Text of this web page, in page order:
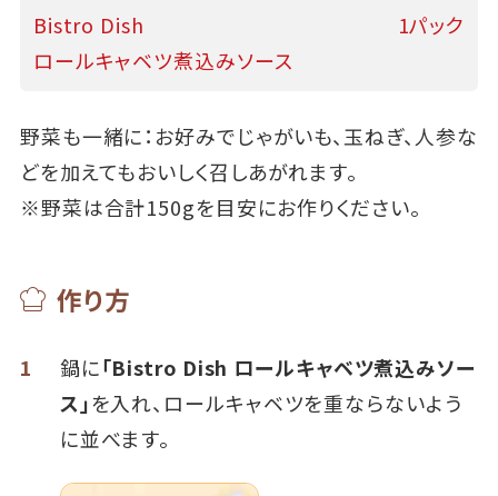
Bistro Dish
ロールキャベツ煮込みソース
1パック
野菜も一緒に：お好みでじゃがいも、玉ねぎ、人参な
どを加えてもおいしく召しあがれます。
※野菜は合計150gを目安にお作りください。
作り方
1 鍋に「Bistro Dish ロールキャベツ煮込みソー
ス」を入れ、ロールキャベツを重ならないよう
に並べます。